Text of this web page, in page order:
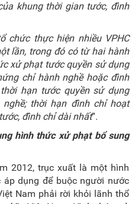
khung thời gian tước, đình
chức thực hiện nhiều VPHC
lần, trong đó có từ hai hành
xử phạt tước quyền sử dụng
chỉ hành nghề hoặc đình
hạn tước quyền sử dụng
thời hạn đình chỉ hoạt
đình chỉ dài nhất”.
hình thức xử phạt bổ sung
2012, trục xuất là một hình
dụng để buộc người nước
Nam phải rời khỏi lãnh thổ